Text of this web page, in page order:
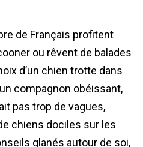
de Français profitent
ou rêvent de balades
d’un chien trotte dans
compagnon obéissant,
pas trop de vagues,
chiens dociles sur les
glanés autour de soi,